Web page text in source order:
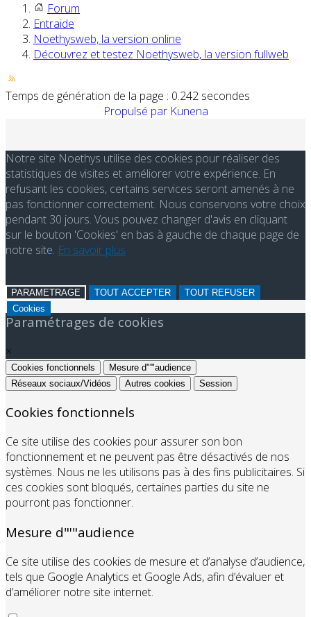
Forum
Entraide
Noethysweb, la version online
Découvrez et testez Noethysweb, la version fullweb
Temps de génération de la page : 0.242 secondes
Propulsé par Kunena
Notre site Noethys utilise des cookies pour réaliser des
statistiques de visites et améliorer votre expérience. En
refusant les cookies, certains services seront amenés à ne
pas fonctionner correctement. Nous conservons votre choix
pendant 30 jours. Vous pouvez changer d'avis en cliquant
sur le bouton 'Cookies' en bas à gauche de chaque page de
notre site. En savoir plus
PARAMETRAGE TOUT ACCEPTER
TOUT REFUSER
Cookies
Paramétrages de cookies
×
Cookies fonctionnels
Mesure d"'"audience
Réseaux sociaux/Vidéos
Autres cookies Session
Cookies fonctionnels
Ce site utilise des cookies pour assurer son bon
fonctionnement et ne peuvent pas être désactivés de nos
systèmes. Nous ne les utilisons pas à des fins publicitaires. Si
ces cookies sont bloqués, certaines parties du site ne
pourront pas fonctionner.
Mesure d"'"audience
Ce site utilise des cookies de mesure et d’analyse d’audience,
tels que Google Analytics et Google Ads, afin d’évaluer et
d’améliorer notre site internet.